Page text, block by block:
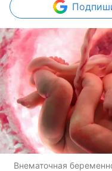
Внематочная